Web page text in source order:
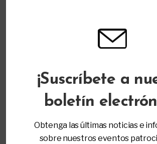
Parent to Parent of Miami
info@ptopmiami.org
¡Suscríbete a
boletín
Obtenga las últimas noticias e
sobre nuestros eventos